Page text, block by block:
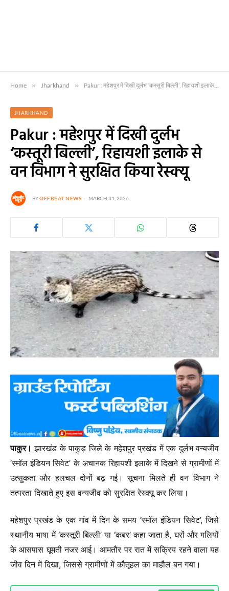
Home » Jharkhand » Pakur : महेशपुर में दिखी दुर्लभ ‘कस्तूरी बिल्ली’, रिहायशी इलाके से वन विभाग ने सुरक्षित किया रेस्क्यू
JHARKHAND
Pakur : महेशपुर में दिखी दुर्लभ
‘कस्तूरी बिल्ली’, रिहायशी इलाके से
वन विभाग ने सुरक्षित किया रेस्क्यू
BYOFFBEAT NEWS MARCH 31, 2026
पाकुर। झारखंड के पाकुड़ जिले के महेशपुर प्रखंड में एक दुर्लभ वन्यजीव
‘स्मॉल इंडियन सिवेट’ के अचानक रिहायशी इलाके में दिखने से ग्रामीणों में
उत्सुकता और हलचल दोनों बढ़ गई। सूचना मिलते ही वन विभाग ने
तत्परता दिखाते हुए इस वन्यजीव को सुरक्षित रेस्क्यू कर लिया।
महेशपुर प्रखंड के एक गांव में दिन के समय ‘स्मॉल इंडियन सिवेट’, जिसे
स्थानीय भाषा में ‘कस्तूरी बिल्ली’ या ‘कबर’ कहा जाता है, घरों और गलियों
के आसपास घूमती नजर आई। आमतौर पर रात में सक्रिय रहने वाला यह
जीव दिन में दिखा, जिससे ग्रामीणों में कौतूहल का माहौल बन गया।